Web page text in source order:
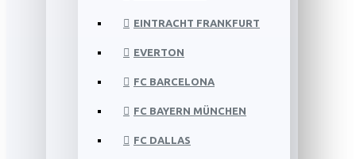
EINTRACHT FRANKFURT
EVERTON
FC BARCELONA
FC BAYERN MÜNCHEN
FC DALLAS